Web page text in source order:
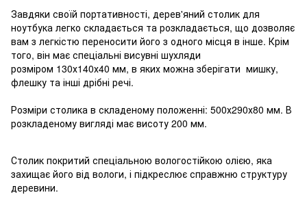
Завдяки своїй портативності, дерев'яний столик для
ноутбука легко складається та розкладається, що дозволяє
вам з легкістю переносити його з одного місця в інше. Крім
того, він має спеціальні висувні шухляди
розміром 130х140х40 мм, в яких можна зберігати мишку,
флешку та інші дрібні речі.
Розміри столика в складеному положенні: 500х290х80 мм. В
розкладеному вигляді має висоту 200 мм.
Столик покритий спеціальною вологостійкою олією, яка
захищає його від вологи, і підкреслює справжню структуру
деревини.